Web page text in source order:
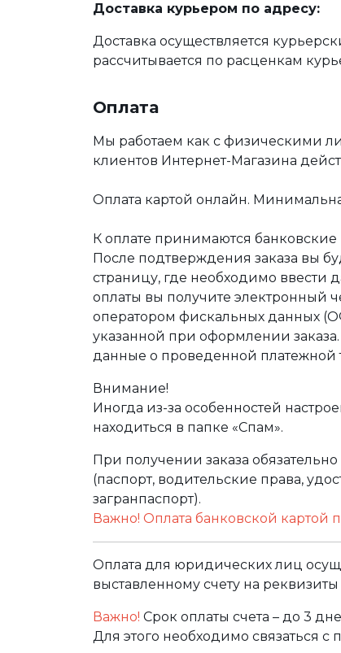
Доставка курьером по адресу:
Доставка осуществляется
рассчитывается по расценкам
Оплата
Мы работаем как с физическими
клиентов Интернет-Магазина
Оплата картой онлайн.
К оплате принимаются
После подтверждения заказа вы
страницу, где необходимо
оплаты вы получите электронный
оператором фискальных данных
указанной при оформлении
данные о проведенной платежной
Внимание!
Иногда из-за особенностей
находиться в папке «Спам».
При получении заказа
(паспорт, водительские права,
загранпаспорт).
Важно! Оплата банковской картой
Оплата для юридических лиц
выставленному счету на
Важно! Срок оплаты счета – до 3
Для этого необходимо связаться